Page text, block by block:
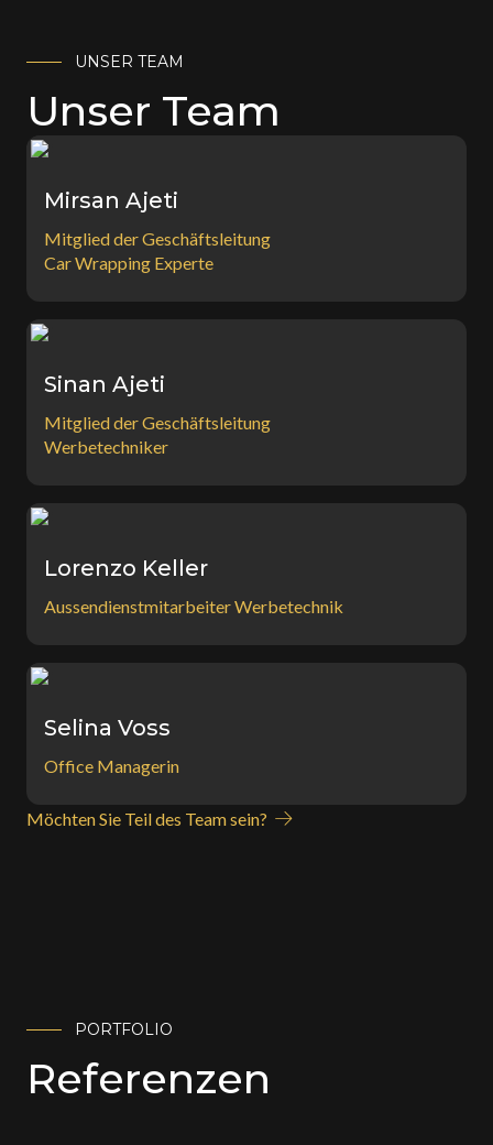
UNSER TEAM
Unser Team
Möchten Sie Teil des Team sein?
Mirsan Ajeti
Mitglied der Geschäftsleitung
Car Wrapping Experte
Sinan Ajeti
Mitglied der Geschäftsleitung
Werbetechniker
Lorenzo Keller
Aussendienstmitarbeiter Werbetechnik
Selina Voss
Office Managerin
PORTFOLIO
Referenzen